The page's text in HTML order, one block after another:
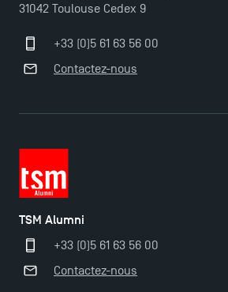
31042 Toulouse Cedex 9
+33 (0)5 61 63 56 00
Contactez-nous
TSM Alumni
+33 (0)5 61 63 56 00
Contactez-nous